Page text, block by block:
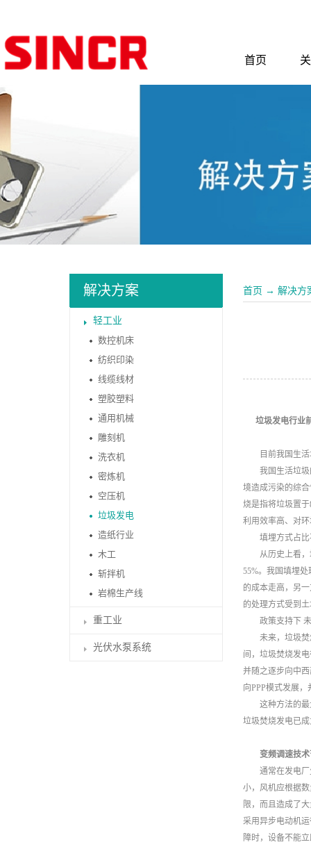
首页
解决方案
轻工业
数控机床
纺织印染
线缆线材
塑胶塑料
通用机械
雕刻机
洗衣机
密炼机
空压机
垃圾发电
造纸行业
木工
斩拌机
岩棉生产线
重工业
光伏水泵系统
首页 → 解决方
垃圾发电行业
目前我国生活
我国生活垃圾的
境造成污染的综
烧是指将垃圾置
利用效率高、对
填埋方式占比
从历史上看，填
55%。我国填埋
的成本走高，另
的处理方式受到
政策支持下 未
未来，垃圾焚烧
间，垃圾焚烧发
并随之逐步向中
向PPP模式发展
这种方法的最大
垃圾焚烧发电已
变频调速技术
通常在发电厂生
小，风机应根据
限，而且造成了
采用异步电动机
障时，设备不能